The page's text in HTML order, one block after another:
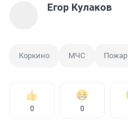
Егор Кулаков
Коркино МЧС Пожар
0 0